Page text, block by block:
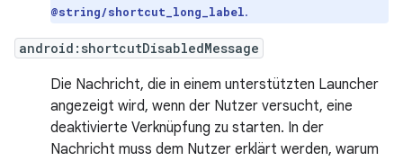
@string/shortcut_long_label.
android:shortcutDisabledMessage
Die Nachricht, die in einem unterstützten Launcher
angezeigt wird, wenn der Nutzer versucht, eine
deaktivierte Verknüpfung zu starten. In der
Nachricht muss dem Nutzer erklärt werden, warum